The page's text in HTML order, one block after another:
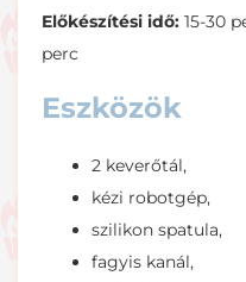
Előkészítési idő: 15-30
perc
Eszközök
2 keverőtál,
kézi robotgép,
szilikon spatula,
fagyis kanál,